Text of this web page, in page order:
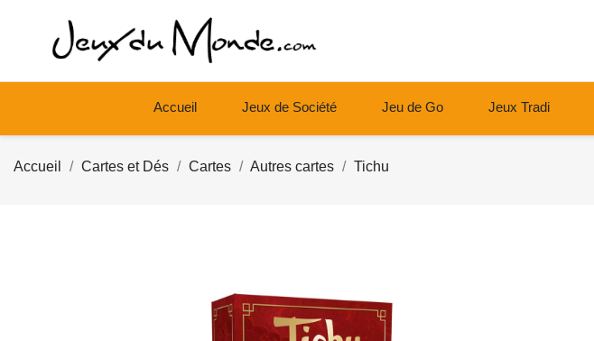
Accueil Jeux de Société Jeu de Go Jeux Tradi
Accueil Cartes et Dés Cartes Autres cartes Tichu